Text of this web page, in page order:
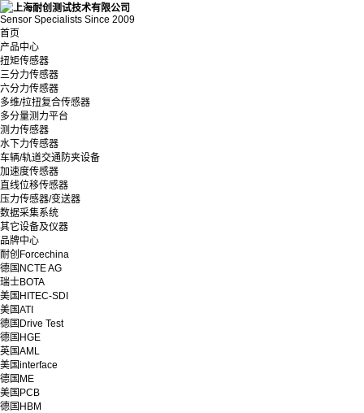
Sensor Specialists Since 2009
首页
产品中心
扭矩传感器
三分力传感器
六分力传感器
多维/拉扭复合传感器
多分量测力平台
测力传感器
水下力传感器
车辆/轨道交通防夹设备
加速度传感器
直线位移传感器
压力传感器/变送器
数据采集系统
其它设备及仪器
品牌中心
耐创Forcechina
德国NCTE AG
瑞士BOTA
美国HITEC-SDI
美国ATI
德国Drive Test
德国HGE
英国AML
美国interface
德国ME
美国PCB
德国HBM